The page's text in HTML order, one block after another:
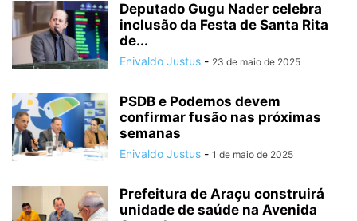
Deputado Gugu Nader celebra
inclusão da Festa de Santa Rita
de...
Enivaldo Justus - 23 de maio de 2025
PSDB e Podemos devem
confirmar fusão nas próximas
semanas
Enivaldo Justus - 1 de maio de 2025
Prefeitura de Araçu construirá
unidade de saúde na Avenida